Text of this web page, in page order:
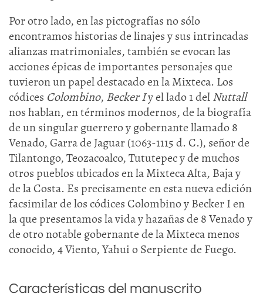
Por otro lado, en las pictografías no sólo
encontramos historias de linajes y sus intrincadas
alianzas matrimoniales, también se evocan las
acciones épicas de importantes personajes que
tuvieron un papel destacado en la Mixteca. Los
códices Colombino, Becker Iy el lado 1 delNuttall
nos hablan, en términos modernos, de la biografía
de un singular guerrero y gobernante llamado 8
Venado, Garra de Jaguar (1063-1115 d. C.), señor de
Tilantongo, Teozacoalco, Tututepec y de muchos
otros pueblos ubicados en la Mixteca Alta, Baja y
de la Costa. Es precisamente en esta nueva edición
facsimilar de los códices Colombino y Becker I en
la que presentamos la vida y hazañas de 8 Venado y
de otro notable gobernante de la Mixteca menos
conocido, 4 Viento, Yahui o Serpiente de Fuego.
Características del manuscrito